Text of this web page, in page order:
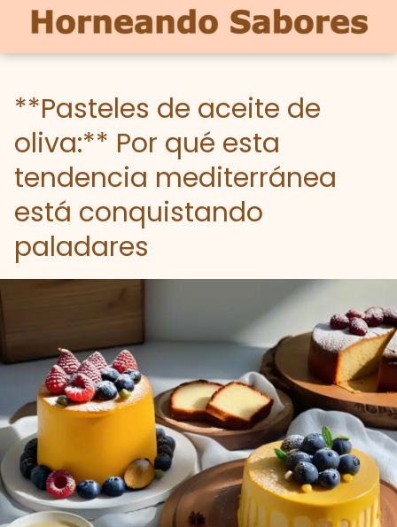
**Pasteles de aceite de
oliva:** Por qué esta
tendencia mediterránea
está conquistando
paladares